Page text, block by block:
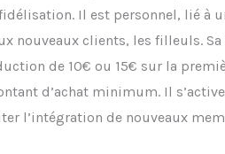
Il est personnel, lié à
nouveaux clients, les filleuls.
de 10€ ou 15€ sur la
d’achat minimum. Il
l’intégration de nouveaux